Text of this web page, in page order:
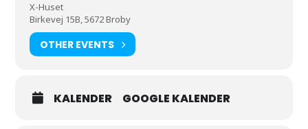
X-Huset
Birkevej 15B, 5672 Broby
OTHER EVENTS
KALENDER GOOGLE KALENDER